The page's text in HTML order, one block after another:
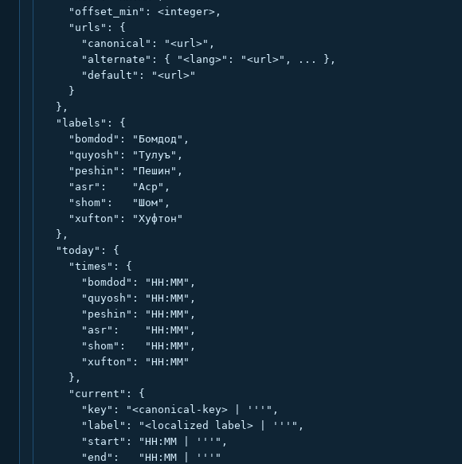
    "offset_min": <integer>,
    "urls": {
      "canonical": "<url>",
      "alternate": { "<lang>": "<url>", ... },
      "default": "<url>"
    }
  },
  "labels": {
    "bomdod": "Бомдод",
    "quyosh": "Тулуъ",
    "peshin": "Пешин",
    "asr":    "Аср",
    "shom":   "Шом",
    "xufton": "Хуфтон"
  },
  "today": {
    "times": {
      "bomdod": "HH:MM",
      "quyosh": "HH:MM",
      "peshin": "HH:MM",
      "asr":    "HH:MM",
      "shom":   "HH:MM",
      "xufton": "HH:MM"
    },
    "current": {
      "key": "<canonical-key> | '''",
      "label": "<localized label> | '''",
      "start": "HH:MM | '''",
      "end":   "HH:MM | '''"